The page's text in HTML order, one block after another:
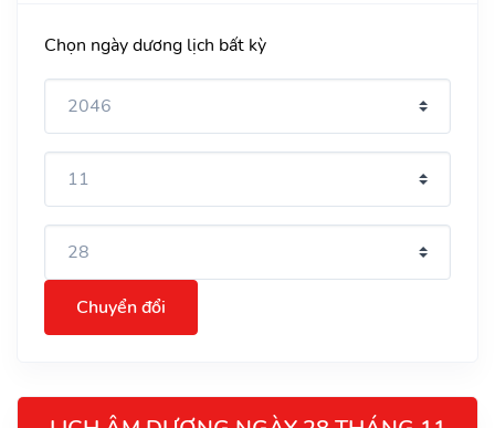
Chọn ngày dương lịch bất kỳ
Chuyển đổi